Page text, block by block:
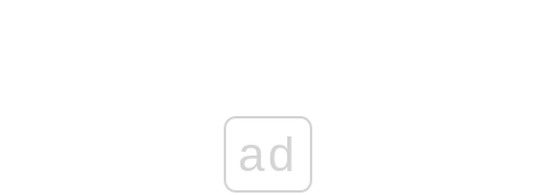
ad